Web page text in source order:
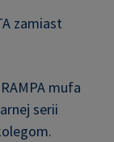
zamiast
mufa
serii